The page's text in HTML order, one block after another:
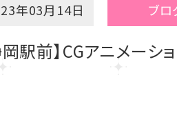
年03月14日 ブロ
岡駅前】CGアニメー